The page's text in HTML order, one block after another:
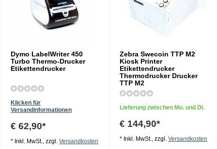
Dymo LabelWriter 450
Turbo Thermo-Drucker
Etikettendrucker
Klicken für
Versandinformationen
€ 62,90*
* Inkl. MwSt., zzgl. Versandkosten
Zebra Swecoin TTP M2
Kiosk Printer
Etikettendrucker
Thermodrucker Drucker
TTP M2
Lieferung zwischen Mo. und Di.
€ 144,90*
* Inkl. MwSt., zzgl. Versandkosten